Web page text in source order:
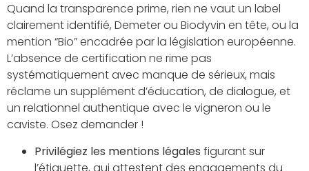
Quand la transparence prime, rien ne vaut un label
clairement identifié, Demeter ou Biodyvin en tête, ou la
mention “Bio” encadrée par la législation européenne.
L’absence de certification ne rime pas
systématiquement avec manque de sérieux, mais
réclame un supplément d’éducation, de dialogue, et
un relationnel authentique avec le vigneron ou le
caviste. Osez demander !
Privilégiez les mentions légales figurant sur
l’étiquette, qui attestent des engagements du